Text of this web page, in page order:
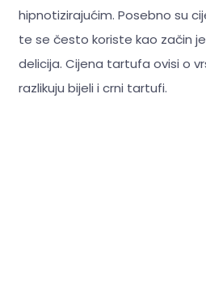
hipnotizirajućim. Posebno su
te se često koriste kao začin
delicija. Cijena tartufa ovisi o
razlikuju bijeli i crni tartufi.